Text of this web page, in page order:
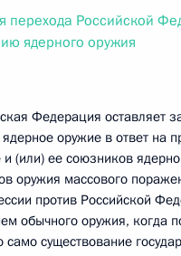
перехода Российской
ядерного оружия
Федерация оставляет
оружие в ответ на
и (или) ее союзников
оружия массового
против Российской
обычного оружия, когда
само существование